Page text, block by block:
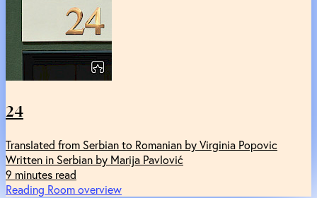
24
Translated from Serbian to Romanian by Virginia Popovic
Written in Serbian by Marija Pavlović
9 minutes read
Reading Room overview